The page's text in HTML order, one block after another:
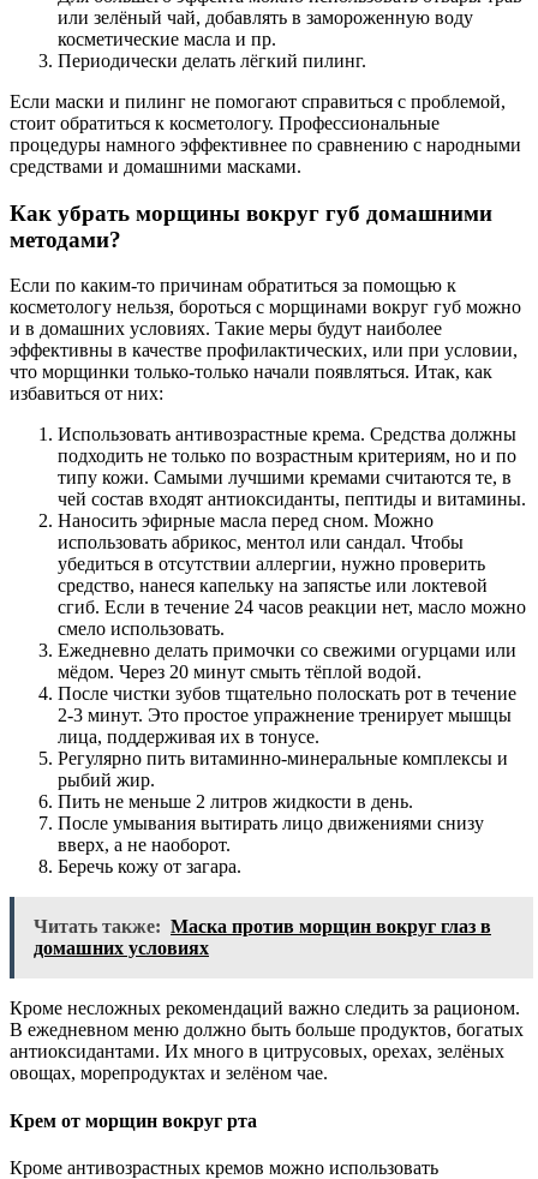
или зелёный чай, добавлять в замороженную воду
косметические масла и пр.
Периодически делать лёгкий пилинг.
Если маски и пилинг не помогают справиться с проблемой,
стоит обратиться к косметологу. Профессиональные
процедуры намного эффективнее по сравнению с народными
средствами и домашними масками.
Как убрать морщины вокруг губ домашними
методами?
Если по каким-то причинам обратиться за помощью к
косметологу нельзя, бороться с морщинами вокруг губ можно
и в домашних условиях. Такие меры будут наиболее
эффективны в качестве профилактических, или при условии,
что морщинки только-только начали появляться. Итак, как
избавиться от них:
Использовать антивозрастные крема. Средства должны
подходить не только по возрастным критериям, но и по
типу кожи. Самыми лучшими кремами считаются те, в
чей состав входят антиоксиданты, пептиды и витамины.
Наносить эфирные масла перед сном. Можно
использовать абрикос, ментол или сандал. Чтобы
убедиться в отсутствии аллергии, нужно проверить
средство, нанеся капельку на запястье или локтевой
сгиб. Если в течение 24 часов реакции нет, масло можно
смело использовать.
Ежедневно делать примочки со свежими огурцами или
мёдом. Через 20 минут смыть тёплой водой.
После чистки зубов тщательно полоскать рот в течение
2-3 минут. Это простое упражнение тренирует мышцы
лица, поддерживая их в тонусе.
Регулярно пить витаминно-минеральные комплексы и
рыбий жир.
Пить не меньше 2 литров жидкости в день.
После умывания вытирать лицо движениями снизу
вверх, а не наоборот.
Беречь кожу от загара.
Читать также: Маска против морщин вокруг глаз в
домашних условиях
Кроме несложных рекомендаций важно следить за рационом.
В ежедневном меню должно быть больше продуктов, богатых
антиоксидантами. Их много в цитрусовых, орехах, зелёных
овощах, морепродуктах и зелёном чае.
Крем от морщин вокруг рта
Кроме антивозрастных кремов можно использовать